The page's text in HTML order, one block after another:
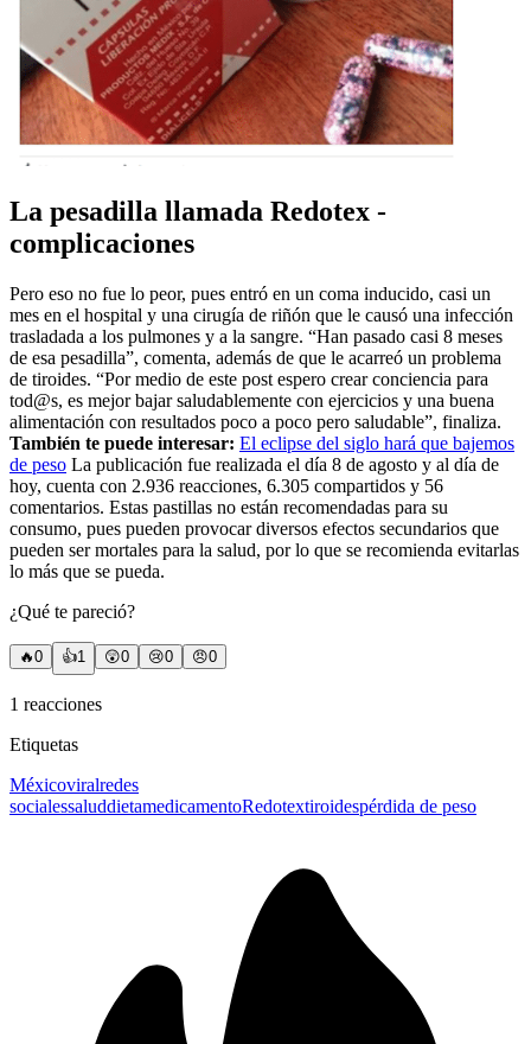
La pesadilla llamada Redotex -
complicaciones
Pero eso no fue lo peor, pues entró en un coma inducido, casi un
mes en el hospital y una cirugía de riñón que le causó una infección
trasladada a los pulmones y a la sangre. “Han pasado casi 8 meses
de esa pesadilla”, comenta, además de que le acarreó un problema
de tiroides. “Por medio de este post espero crear conciencia para
tod@s, es mejor bajar saludablemente con ejercicios y una buena
alimentación con resultados poco a poco pero saludable”, finaliza.
También te puede interesar: El eclipse del siglo hará que bajemos
de peso La publicación fue realizada el día 8 de agosto y al día de
hoy, cuenta con 2.936 reacciones, 6.305 compartidos y 56
comentarios. Estas pastillas no están recomendadas para su
consumo, pues pueden provocar diversos efectos secundarios que
pueden ser mortales para la salud, por lo que se recomienda evitarlas
lo más que se pueda.
¿Qué te pareció?
🔥0 👍1 😲0 😢0 😠0
1 reacciones
Etiquetas
Méxicoviralredes
socialessaluddietamedicamentoRedotextiroidespérdida de peso